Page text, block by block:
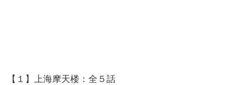
【１】上海摩天楼：全５話